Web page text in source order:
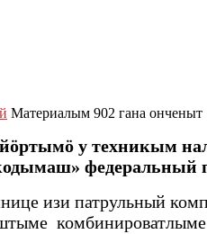
Материалым 902 гана онченыт
у техникым
изи патрульный